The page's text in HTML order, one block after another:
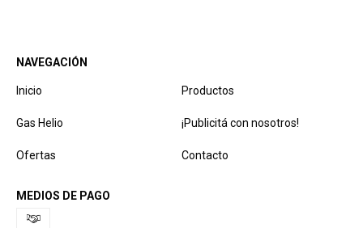
NAVEGACIÓN
Inicio Productos
Gas Helio ¡Publicitá con nosotros!
Ofertas Contacto
MEDIOS DE PAGO